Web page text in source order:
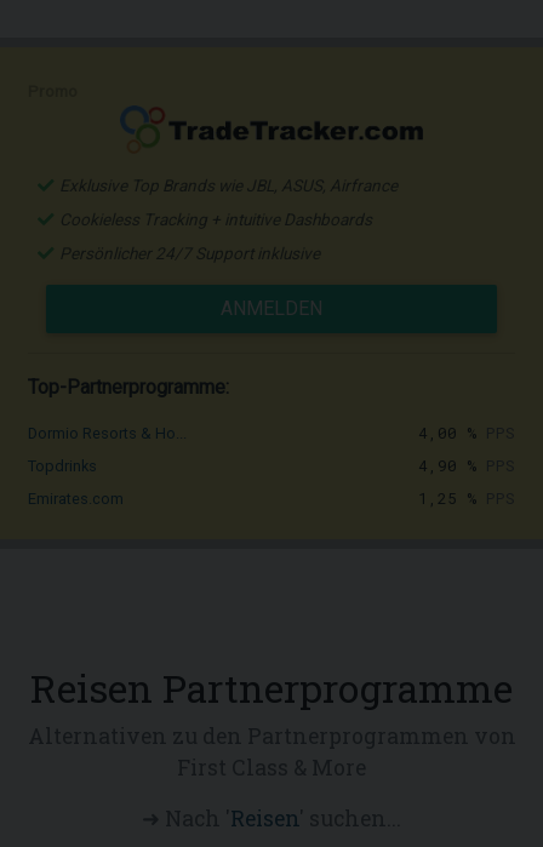
Exklusive Top Brands wie JBL, ASUS, Airfrance
Cookieless Tracking + intuitive Dashboards
Persönlicher 24/7 Support inklusive
ANMELDEN
Top-Partnerprogramme:
Dormio Resorts & Ho... 4,00 %
Topdrinks 4,90 %
Emirates.com 1,25 %
Reisen Partnerprogramme
Reisen